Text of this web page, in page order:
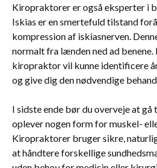
Kiropraktorer er også eksperter i
Iskias er en smertefuld tilstand
kompression af iskiasnerven.
normalt fra lænden ned ad benene.
kiropraktor vil kunne identificere
og give dig den nødvendige
I sidste ende bør du overveje at
oplever nogen form for muskel-
Kiropraktorer bruger sikre,
at håndtere forskellige